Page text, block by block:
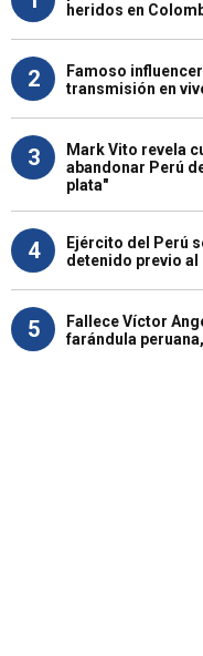
heridos en
2
Famoso
transmisión en
3
Mark Vito revela
abandonar Perú
plata"
4
Ejército del Perú
detenido previo
5
Fallece Víctor
farándula